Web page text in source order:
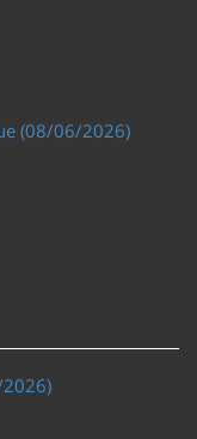
(08/06/2026)